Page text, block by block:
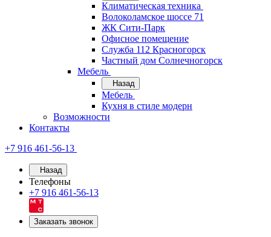
Климатическая техника
Волоколамское шоссе 71
ЖК Сити-Парк
Офисное помещение
Служба 112 Красногорск
Частный дом Солнечногорск
Мебель
Назад
Мебель
Кухня в стиле модерн
Возможности
Контакты
+7 916 461-56-13
Назад
Телефоны
+7 916 461-56-13
Заказать звонок